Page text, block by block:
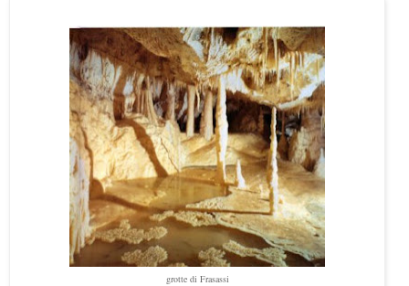
grotte di Frasassi